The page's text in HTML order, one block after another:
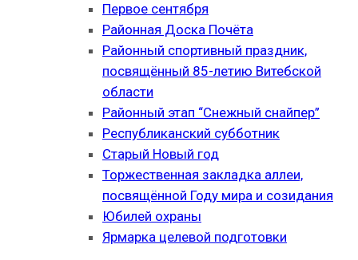
Первое сентября
Районная Доска Почёта
Районный спортивный праздник,
посвящённый 85-летию Витебской
области
Районный этап “Снежный снайпер”
Республиканский субботник
Старый Новый год
Торжественная закладка аллеи,
посвящённой Году мира и созидания
Юбилей охраны
Ярмарка целевой подготовки